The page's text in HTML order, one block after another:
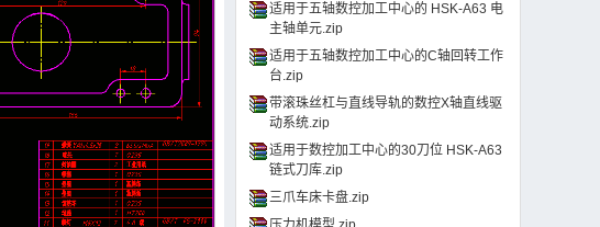
适用于五轴数控加工中心的 HSK-A63 电
主轴单元.zip
适用于五轴数控加工中心的C轴回转工作
台.zip
带滚珠丝杠与直线导轨的数控X轴直线驱
动系统.zip
适用于数控加工中心的30刀位 HSK-A63
链式刀库.zip
三爪车床卡盘.zip